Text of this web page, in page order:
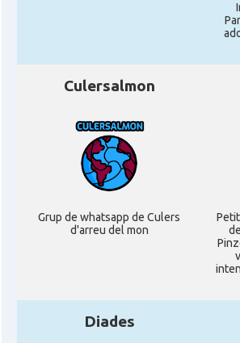
Culersalmon
Grup de whatsapp de Culers
d'arreu del mon
Diades